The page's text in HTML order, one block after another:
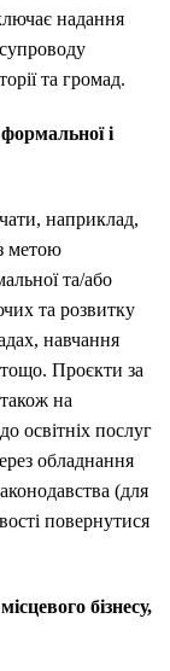
надання
та громад.
і
наприклад,
метою
та/або
та розвитку
навчання
Проєкти за
на
освітніх послуг
обладнання
(для
повернутися
бізнесу,